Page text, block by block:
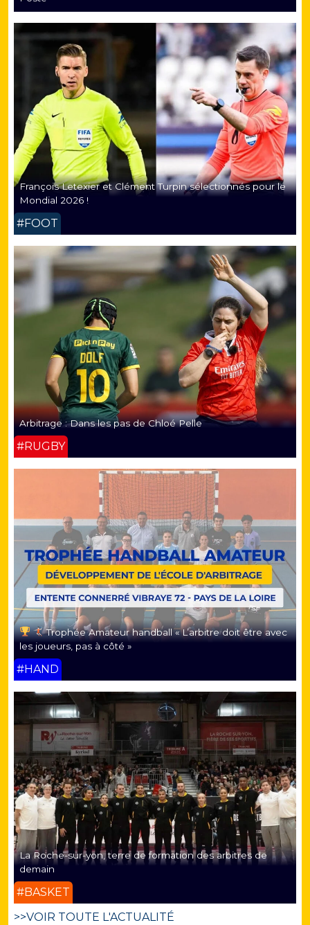
François Letexier et Clément Turpin sélectionnés pour le
Mondial 2026 !
#FOOT
Arbitrage : Dans les pas de Chloé Pelle
#RUGBY
Trophée Amateur handball « L’arbitre doit être avec
les joueurs, pas à côté »
#HAND
La Roche-sur-yon, terre de formation des arbitres de
demain
#BASKET
>>VOIR TOUTE L'ACTUALITÉ